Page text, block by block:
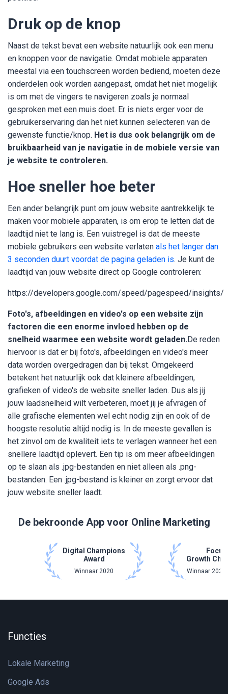
Druk op de knop
Naast de tekst bevat een website natuurlijk ook een menu
en knoppen voor de navigatie. Omdat mobiele apparaten
meestal via een touchscreen worden bediend, moeten deze
onderdelen ook worden aangepast, omdat het niet mogelijk
is om met de vingers te navigeren zoals je normaal
gesproken met een muis doet. Er is niets erger voor de
gebruikerservaring dan het niet kunnen selecteren van de
gewenste functie/knop. Het is dus ook belangrijk om de
bruikbaarheid van je navigatie in de mobiele versie van
je website te controleren.
Hoe sneller hoe beter
Een ander belangrijk punt om jouw website aantrekkelijk te
maken voor mobiele apparaten, is om erop te letten dat de
laadtijd niet te lang is. Een vuistregel is dat de meeste
mobiele gebruikers een website verlaten als het langer dan
3 seconden duurt voordat de pagina geladen is. Je kunt de
laadtijd van jouw website direct op Google controleren:
https://developers.google.com/speed/pagespeed/insights/
Foto's, afbeeldingen en video's op een website zijn
factoren die een enorme invloed hebben op de
snelheid waarmee een website wordt geladen.De reden
hiervoor is dat er bij foto's, afbeeldingen en video's meer
data worden overgedragen dan bij tekst. Omgekeerd
betekent het natuurlijk ook dat kleinere afbeeldingen,
grafieken of video's de website sneller laden. Dus als jij
jouw laadsnelheid wilt verbeteren, moet jij je afvragen of
alle grafische elementen wel echt nodig zijn en ook of de
hoogste resolutie altijd nodig is. In de meeste gevallen is
het zinvol om de kwaliteit iets te verlagen wanneer het een
snellere laadtijd oplevert. Een tip is om meer afbeeldingen
op te slaan als .jpg-bestanden en niet alleen als .png-
bestanden. Een .jpg-bestand is kleiner en zorgt ervoor dat
jouw website sneller laadt.
De bekroonde App voor Online Marketing
Digital Champions
Award
Winnaar 2020
Focus
Growth
Winnaar 2021
Functies
Lokale Marketing
Google Ads